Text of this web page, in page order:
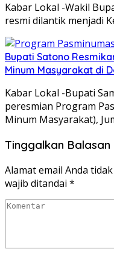
Kabar Lokal -Wakil
resmi dilantik menjadi
Bupati Satono
Minum Masyarakat di
Kabar Lokal -Bupati
peresmian Program
Minum Masyarakat),
Tinggalkan Balasan
Alamat email Anda
wajib ditandai *